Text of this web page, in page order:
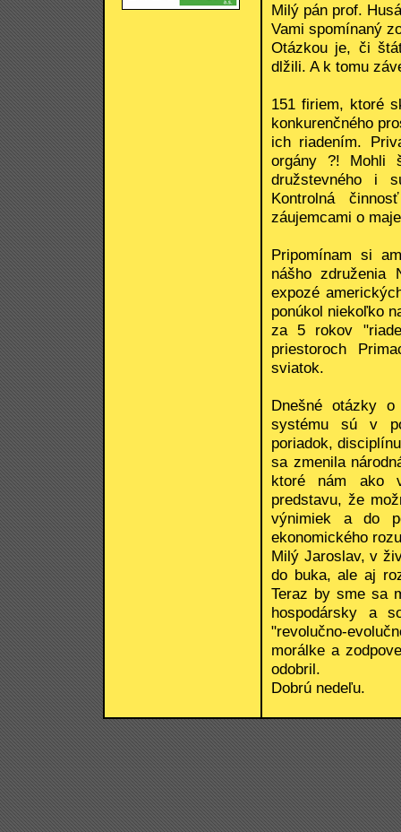
Milý pán prof.
Vami spomínaný
Otázkou je, či
dlžili. A k tomu
151 firiem, ktoré
konkurenčného
ich riadením.
orgány ?! Mohli
družstevného i
Kontrolná
záujemcami o
Pripomínam si
nášho združenia
expozé
ponúkol niekoľko
za 5 rokov
priestoroch
sviatok.
Dnešné otázky o
systému sú v
poriadok,
sa zmenila
ktoré nám ako
predstavu, že
výnimiek a do
ekonomického
Milý Jaroslav, v
do buka, ale aj
Teraz by sme sa
hospodársky a
"revolučno-
morálke a
odobril.
Dobrú nedeľu.